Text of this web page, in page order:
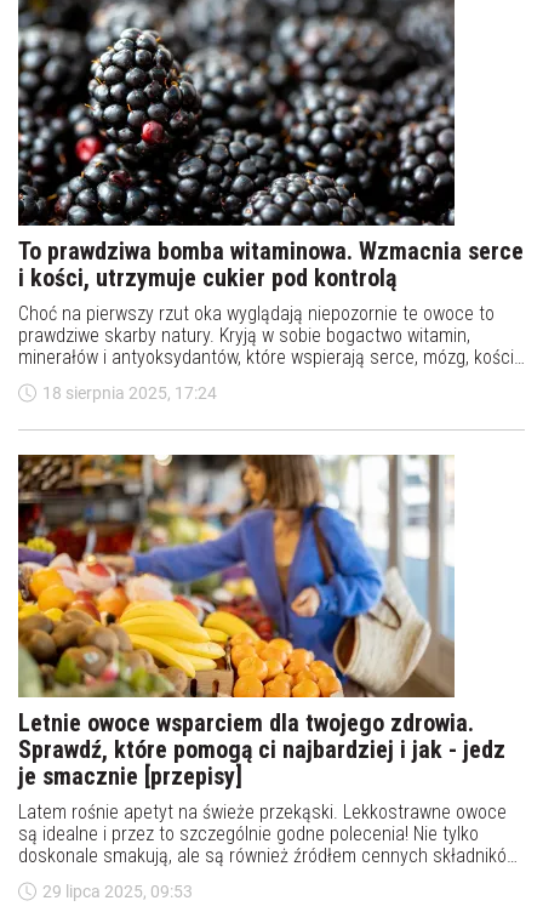
To prawdziwa bomba witaminowa. Wzmacnia serce
i kości, utrzymuje cukier pod kontrolą
Choć na pierwszy rzut oka wyglądają niepozornie te owoce to
prawdziwe skarby natury. Kryją w sobie bogactwo witamin,
minerałów i antyoksydantów, które wspierają serce, mózg, kości i
odporność. A dzięki niskiej zawartości cukru i wysokiej dawce
błonnika uznawane są za jedne z najzdrowszych owoców. Na co
18 sierpnia 2025, 17:24
Letnie owoce wsparciem dla twojego zdrowia.
Sprawdź, które pomogą ci najbardziej i jak - jedz
je smacznie [przepisy]
Latem rośnie apetyt na świeże przekąski. Lekkostrawne owoce
są idealne i przez to szczególnie godne polecenia! Nie tylko
doskonale smakują, ale są również źródłem cennych składników
odżywczych wspierających zdrowie i dobre samopoczucie oraz
nawadniają.
29 lipca 2025, 09:53